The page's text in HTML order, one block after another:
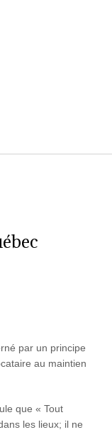
par un principe
au maintien
que « Tout
les lieux; il ne